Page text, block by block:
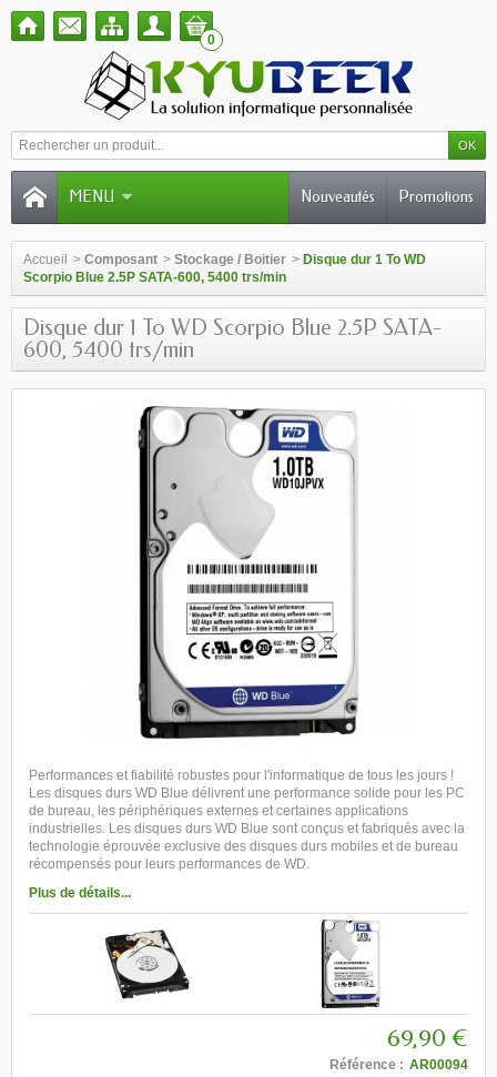
0
MENU Promotions
Nouveautés
Accueil > Composant > Stockage / Boitier > Disque dur 1 To WD
Scorpio Blue 2.5P SATA-600, 5400 trs/min
Disque dur 1 To WD Scorpio Blue 2.5P SATA-
600, 5400 trs/min
Performances et fiabilité robustes pour l'informatique de tous les jours !
Les disques durs WD Blue délivrent une performance solide pour les PC
de bureau, les périphériques externes et certaines applications
industrielles. Les disques durs WD Blue sont conçus et fabriqués avec la
technologie éprouvée exclusive des disques durs mobiles et de bureau
récompensés pour leurs performances de WD.
Plus de détails...
69,90 €
Référence : AR00094